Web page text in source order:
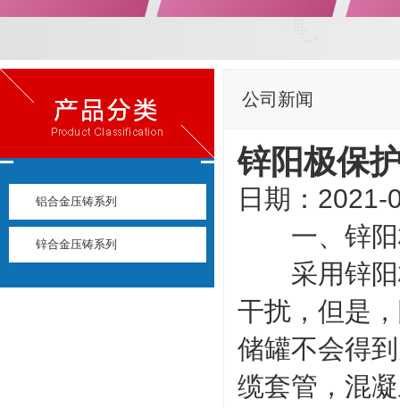
铝合金压铸系列
锌合金压铸系列
公司新闻
锌阳极保
日期：2021-
一、锌阳
采用锌阳
干扰，但是
储罐不会得
缆套管，混